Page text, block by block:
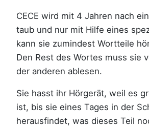
CECE wird mit 4 Jahren nach
taub und nur mit Hilfe eines
kann sie zumindest Wortteile
Den Rest des Wortes muss sie
der anderen ablesen.
Sie hasst ihr Hörgerät, weil es
ist, bis sie eines Tages in der
herausfindet, was dieses Teil